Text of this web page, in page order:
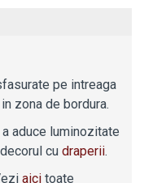
pe intreaga
zona de bordura.
aduce luminozitate
cu draperii.
aici toate